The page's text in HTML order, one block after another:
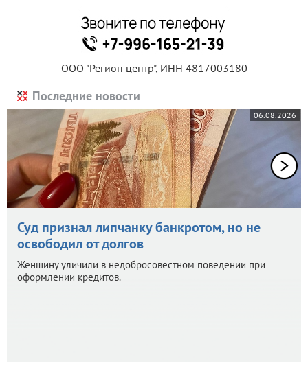
ООО "Регион центр", ИНН 4817003180
Последние новости
06.08.2026
Суд признал липчанку банкротом, но не
освободил от долгов
Женщину уличили в недобросовестном поведении при
оформлении кредитов.